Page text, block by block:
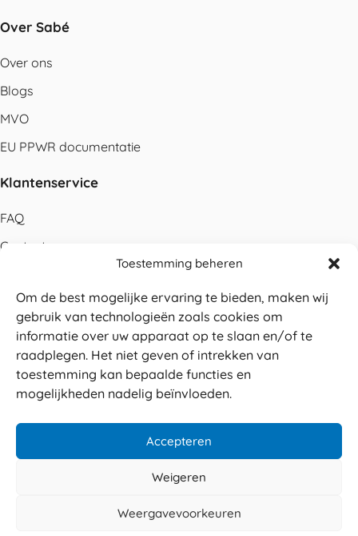
Toestemming beheren
Om de best mogelijke ervaring te bieden, maken wij
gebruik van technologieën zoals cookies om
informatie over uw apparaat op te slaan en/of te
raadplegen. Het niet geven of intrekken van
toestemming kan bepaalde functies en
mogelijkheden nadelig beïnvloeden.
Accepteren
Weigeren
Weergavevoorkeuren
Over Sabé
Over ons
Blogs
MVO
EU PPWR documentatie
Klantenservice
FAQ
Contact
Betalen
Levering
Retouren
Service en garantie
Veilig betalen
© 2026 Sabé Verpakkingen